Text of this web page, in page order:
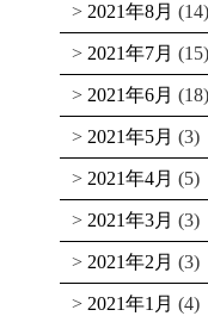
2021年8月 (14)
2021年7月 (15)
2021年6月 (18)
2021年5月 (3)
2021年4月 (5)
2021年3月 (3)
2021年2月 (3)
2021年1月 (4)